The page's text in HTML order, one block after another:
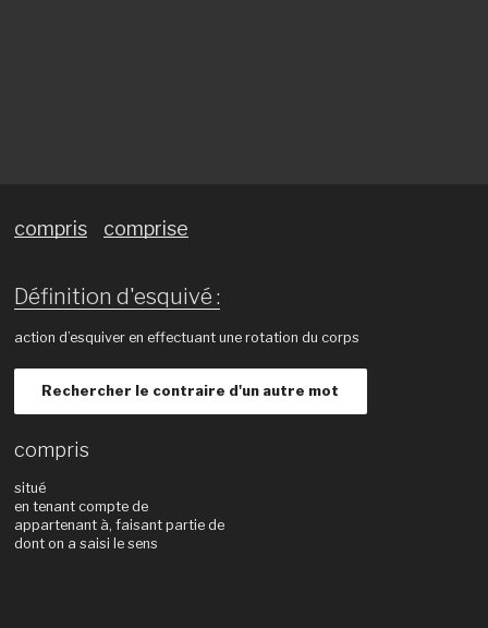
compris comprise
Définition d'esquivé :
action d’esquiver en effectuant une rotation du corps
Rechercher le contraire d'un autre mot
compris
situé
en tenant compte de
appartenant à, faisant partie de
dont on a saisi le sens